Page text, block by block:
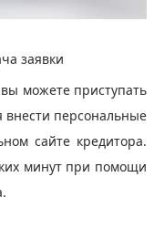
заявки
можете приступать
внести персональные
сайте кредитора.
минут при помощи